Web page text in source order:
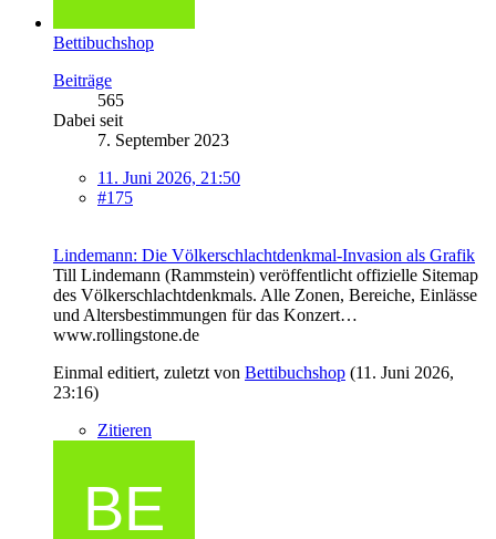
Bettibuchshop
Beiträge
565
Dabei seit
7. September 2023
11. Juni 2026, 21:50
#175
Lindemann: Die Völkerschlachtdenkmal-Invasion als Grafik
Till Lindemann (Rammstein) veröffentlicht offizielle Sitemap
des Völkerschlachtdenkmals. Alle Zonen, Bereiche, Einlässe
und Altersbestimmungen für das Konzert…
www.rollingstone.de
Einmal editiert, zuletzt von Bettibuchshop (11. Juni 2026,
23:16)
Zitieren